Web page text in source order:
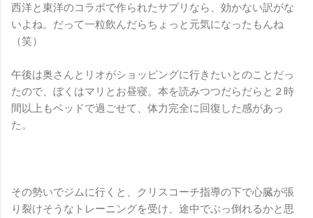
西洋と東洋のコラボで作られたサプリなら、効かない訳がな
いよね。だって一粒飲んだらちょっと元気になったもんね
（笑）
午後は奥さんとリオがショッピングに行きたいとのことだっ
たので、ぼくはマリとお昼寝。本を読みつつだらだらと２時
間以上もベッドで過ごせて、体力完全に回復した感があっ
た。
その勢いでジムに行くと、クリスコーチ指導の下で心臓が張
り裂けそうなトレーニングを受け、途中でぶっ倒れるかと思